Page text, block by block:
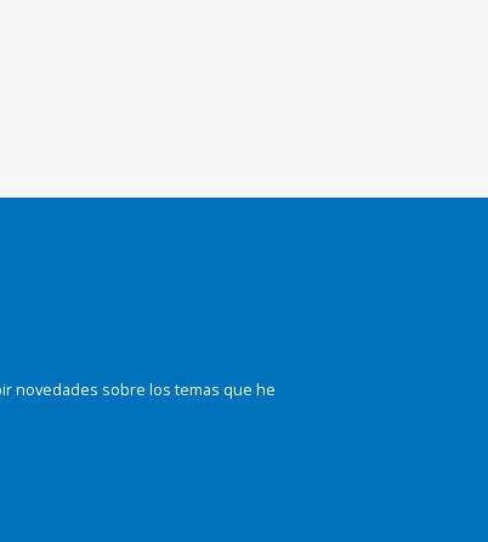
novedades sobre los temas que he